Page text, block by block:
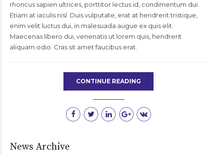
rhoncus sapien ultrices, porttitor lectus id, condimentum dui.
Etiam at iaculis nisl. Duis vulputate, erat at hendrerit tristique,
enim velit luctus dui, in malesuada augue ex quis elit.
Maecenas libero dui, venenatis ut lorem quis, hendrerit
aliquam odio. Cras sit amet faucibus erat.
CONTINUE READING
News Archive